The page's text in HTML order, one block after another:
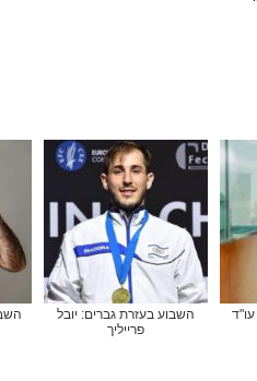
השבוע בעזרת גברים: יובל
פרייליך